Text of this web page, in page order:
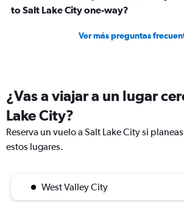
to Salt Lake City one-way?
Ver más preguntas
¿Vas a viajar a un lugar
Lake City?
Reserva un vuelo a Salt Lake City si
estos lugares.
West Valley City